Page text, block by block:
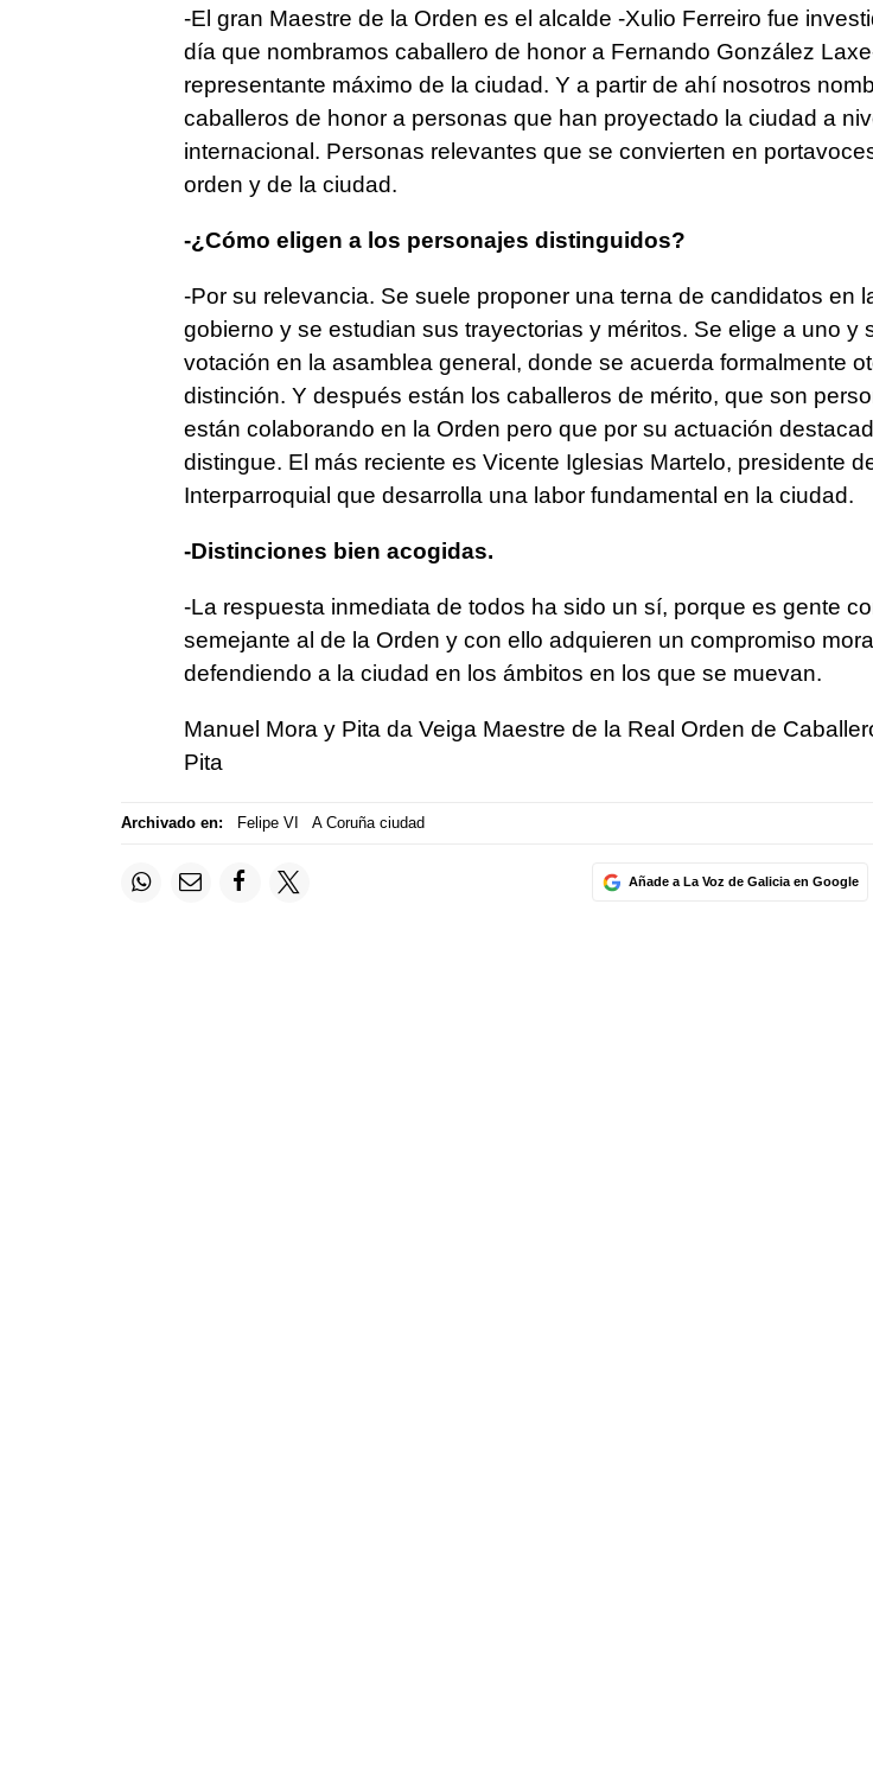
-El gran Maestre de la Orden es el alcalde -Xulio Ferreiro fue
día que nombramos caballero de honor a Fernando González
representante máximo de la ciudad. Y a partir de ahí nosotros
caballeros de honor a personas que han proyectado la ciudad a
internacional. Personas relevantes que se convierten en
orden y de la ciudad.
-¿Cómo eligen a los personajes distinguidos?
-Por su relevancia. Se suele proponer una terna de candidatos en
gobierno y se estudian sus trayectorias y méritos. Se elige a uno y
votación en la asamblea general, donde se acuerda formalmente
distinción. Y después están los caballeros de mérito, que son
están colaborando en la Orden pero que por su actuación
distingue. El más reciente es Vicente Iglesias Martelo, presidente
Interparroquial que desarrolla una labor fundamental en la ciudad.
-Distinciones bien acogidas.
-La respuesta inmediata de todos ha sido un sí, porque es gente
semejante al de la Orden y con ello adquieren un compromiso
defendiendo a la ciudad en los ámbitos en los que se muevan.
Manuel Mora y Pita da Veiga Maestre de la Real Orden de
Pita
Archivado en: Felipe VI A Coruña ciudad
Añade a La Voz de Galicia en Google